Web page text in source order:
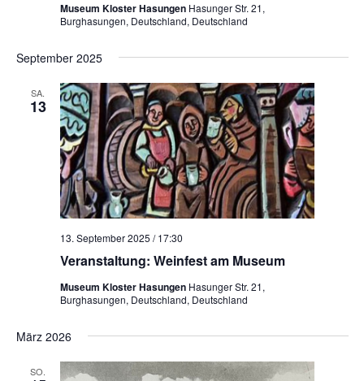
Museum Kloster Hasungen Hasunger Str. 21,
Burghasungen, Deutschland, Deutschland
September 2025
SA.
13
Veranstaltung: Weinfest am Museum
13. September 2025 / 17:30
Museum Kloster Hasungen Hasunger Str. 21,
Burghasungen, Deutschland, Deutschland
März 2026
SO.